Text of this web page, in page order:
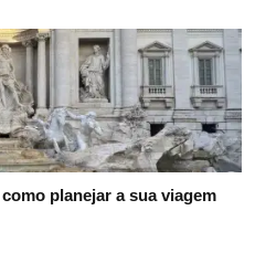
planejar a sua viagem